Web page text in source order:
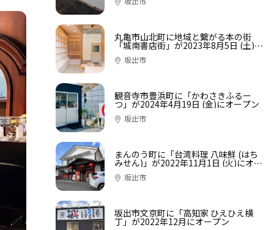
丸亀市山北町に地域と繋がる本の街
「城南書店街」が2023年8月5日 (土)に
オープン
坂出市
観音寺市豊浜町に「かわさきふるー
つ」が2024年4月19日 (金)にオープン
坂出市
まんのう町に「台湾料理 八味鮮 (はち
みせん)」が2022年11月1日 (火)にオー
プン坂出市
坂出市文京町に「高知家 ひえひえ横
丁」が2022年12月にオープン